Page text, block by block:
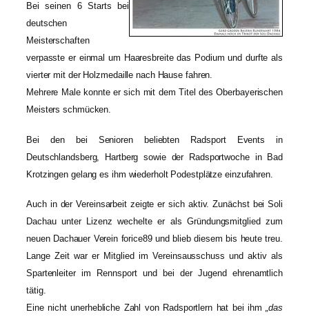
Bei seinen 6 Starts bei
deutschen
Meisterschaften
verpasste er einmal um Haaresbreite das Podium und durfte als
vierter mit der Holzmedaille nach Hause fahren.
Mehrere Male konnte er sich mit dem Titel des Oberbayerischen
Meisters schmücken.
Bei den bei Senioren beliebten Radsport Events in
Deutschlandsberg, Hartberg sowie der Radsportwoche in Bad
Krotzingen gelang es ihm wiederholt Podestplätze einzufahren.
Auch in der Vereinsarbeit zeigte er sich aktiv. Zunächst bei Soli
Dachau unter Lizenz wechelte er als Gründungsmitglied zum
neuen Dachauer Verein forice89 und blieb diesem bis heute treu.
Lange Zeit war er Mitglied im Vereinsausschuss und aktiv als
Spartenleiter im Rennsport und bei der Jugend ehrenamtlich
tätig.
Eine nicht unerhebliche Zahl von Radsportlern hat bei ihm „das